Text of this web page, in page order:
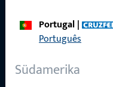
Portugal|
Português
Südamerika